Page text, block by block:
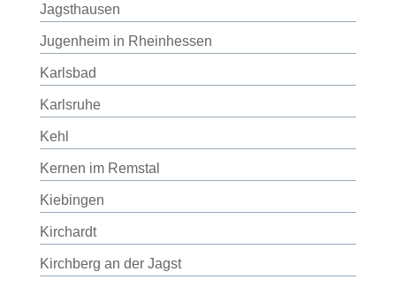
Jagsthausen
Jugenheim in Rheinhessen
Karlsbad
Karlsruhe
Kehl
Kernen im Remstal
Kiebingen
Kirchardt
Kirchberg an der Jagst